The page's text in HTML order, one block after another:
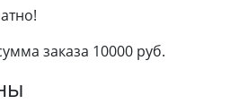
заказа 10000 руб.